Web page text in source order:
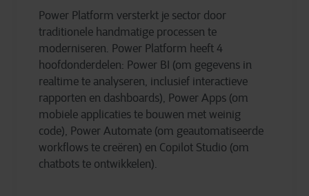
Power Platform versterkt je sector door
traditionele handmatige processen te
moderniseren. Power Platform heeft 4
hoofdonderdelen: Power BI (om gegevens in
realtime te analyseren, inclusief interactieve
rapporten en dashboards), Power Apps (om
mobiele applicaties te bouwen met weinig
code), Power Automate (om geautomatiseerde
workflows te creëren) en Copilot Studio (om
chatbots te ontwikkelen).